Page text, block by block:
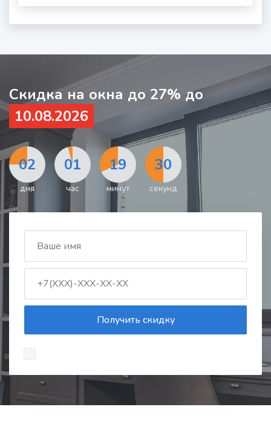
шумности
окном
Скидка на окна до 27% до
10.08.2026
02
дня
01
час
19
минут
28
секунд
Получить скидку